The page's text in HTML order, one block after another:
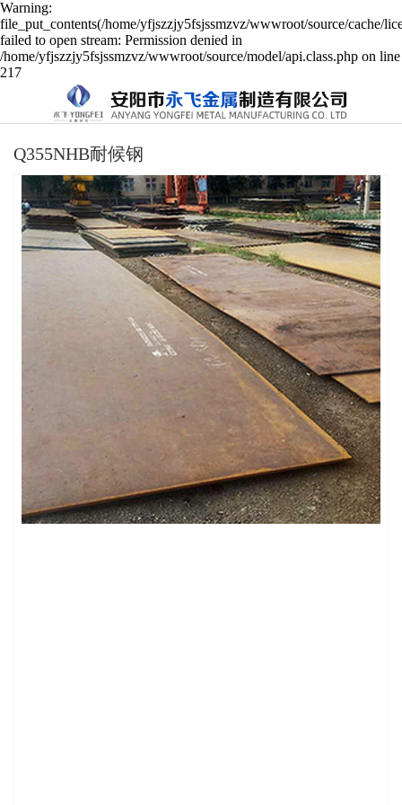
Warning:
file_put_contents(/home/yfjszzjy5fsjssmzvz/wwwroot/source/cache/
failed to open stream: Permission denied in
/home/yfjszzjy5fsjssmzvz/wwwroot/source/model/api.class.php on line
217
Q355NHB耐候钢